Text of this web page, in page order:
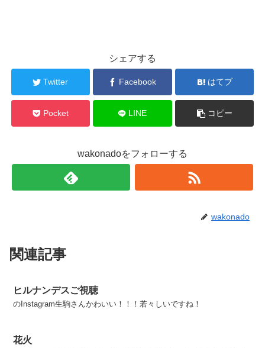
シェアする
Twitter Facebook はてブ
Pocket LINE コピー
wakonadoをフォローする
wakonado
関連記事
ヒルナンデスご視聴
のInstagram生駒さんかわいい！！！若々しいですね！
花火